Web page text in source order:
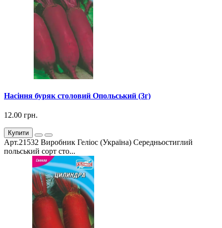
Насіння буряк столовий Опольський (3г)
12.00 грн.
Купити
Арт.21532 Виробник Геліос (Україна) Середньостиглий
польський сорт сто...